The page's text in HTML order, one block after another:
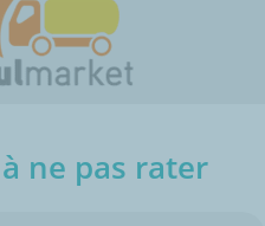
ne pas rater